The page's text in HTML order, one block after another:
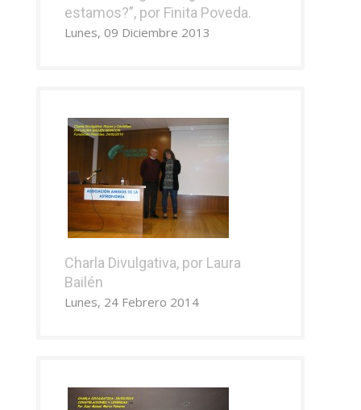
estamos?”, por Finita Poveda.
Lunes, 09 Diciembre 2013
Charla Divulgativa, por Laura
Bailén
Lunes, 24 Febrero 2014